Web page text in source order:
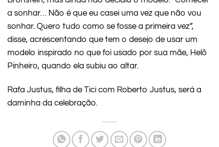
a sonhar… Não é que eu casei uma vez que não vou
sonhar. Quero tudo como se fosse a primeira vez”,
disse, acrescentando que tem o desejo de usar um
modelo inspirado no que foi usado por sua mãe, Helô
Pinheiro, quando ela subiu ao altar.
Rafa Justus, filha de Tici com Roberto Justus, será a
daminha da celebração.